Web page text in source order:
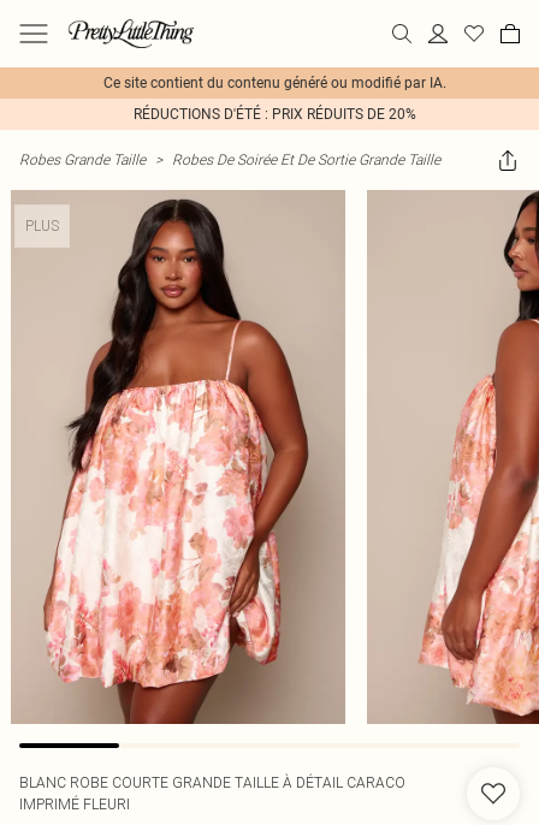
Ce site contient du contenu généré ou modifié par IA.
RÉDUCTIONS D'ÉTÉ : PRIX RÉDUITS DE 20%
Robes Grande Taille > Robes De Soirée Et De Sortie Grande Taille
PLUS
BLANC ROBE COURTE GRANDE TAILLE À DÉTAIL CARACO
IMPRIMÉ FLEURI